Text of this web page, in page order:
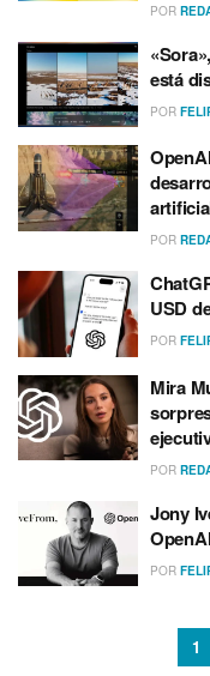
POR
está
POR
POR
USD
POR
Mira
POR
Jony
POR
1